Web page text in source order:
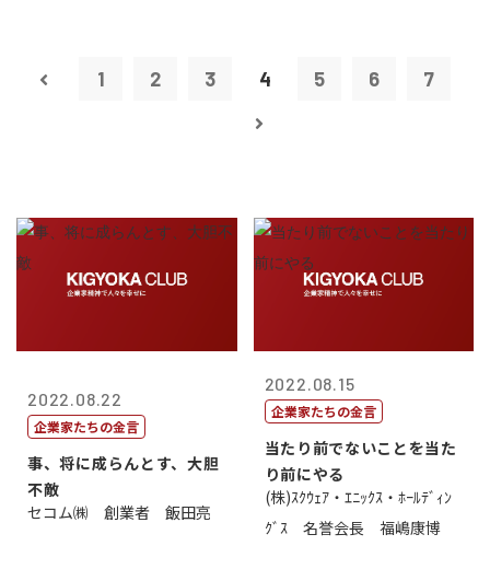
1 2 3 4 5 6 7
2022.08.22
企業家たちの金言
事、将に成らんとす、大胆
不敵
セコム㈱ 創業者 飯田亮
2022.08.15
企業家たちの金言
当たり前でないことを当た
り前にやる
(株)ｽｸｳｪｱ・ｴﾆｯｸｽ・ﾎｰﾙﾃﾞｨﾝ
ｸﾞｽ 名誉会長 福嶋康博